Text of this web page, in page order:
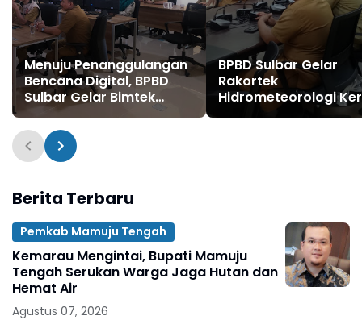
Menuju Penanggulangan
Bencana Digital, BPBD
Sulbar Gelar Bimtek
SILINCAH
BPBD Sulbar Gelar
Rakortek
Hidrometeorologi
Perkuat
Berita Terbaru
Pemkab Mamuju Tengah
Kemarau Mengintai, Bupati Mamuju
Tengah Serukan Warga Jaga Hutan dan
Hemat Air
Agustus 07, 2026